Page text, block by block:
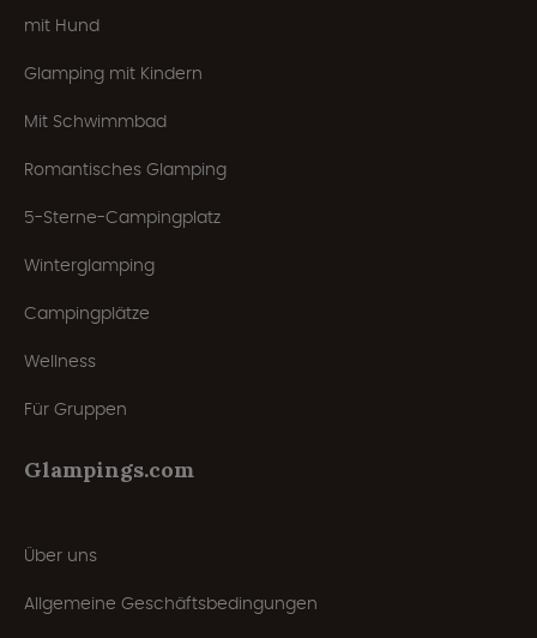
mit Hund
Glamping mit Kindern
Mit Schwimmbad
Romantisches Glamping
5-Sterne-Campingplatz
Winterglamping
Campingplätze
Wellness
Für Gruppen
Glampings.com
Über uns
Allgemeine Geschäftsbedingungen